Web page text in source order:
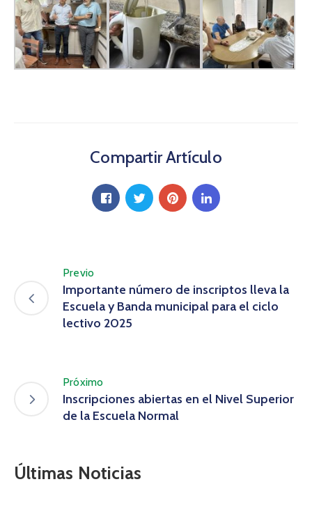
Compartir Artículo
Previo
Importante número de inscriptos lleva la
Escuela y Banda municipal para el ciclo
lectivo 2025
Próximo
Inscripciones abiertas en el Nivel Superior
de la Escuela Normal
Últimas Noticias